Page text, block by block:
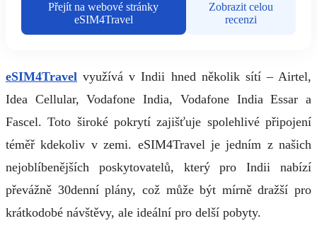
Přejít na webové stránky
eSIM4Travel
Zobrazit celou
recenzi
eSIM4Travel využívá v Indii hned několik sítí – Airtel,
Idea Cellular, Vodafone India, Vodafone India Essar a
Fascel. Toto široké pokrytí zajišťuje spolehlivé připojení
téměř kdekoliv v zemi. eSIM4Travel je jedním z našich
nejoblíbenějších poskytovatelů, který pro Indii nabízí
převážně 30denní plány, což může být mírně dražší pro
krátkodobé návštěvy, ale ideální pro delší pobyty.